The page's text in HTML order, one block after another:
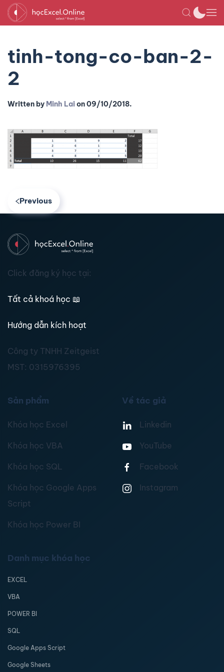
tinh-tong-co-ban-2-
2
Written by Minh Laion09/10/2018.
Previous
Click đăng ký học tại:
Tất cả khoá học 📖
Hướng dẫn kích hoạt
Công ty TNHH Zeitgeist
MST: 0315976395
Sản phẩm
Khóa học Excel
Khóa học VBA
Khóa học SQL
Khóa học Google Apps
Script
Khóa học Power BI
Về tác giả
Linkedin
YouTube
Facebook
Instagram
Danh mục khóa học
EXCEL
VBA
POWER BI
SQL
Google Apps Script
Google Sheets